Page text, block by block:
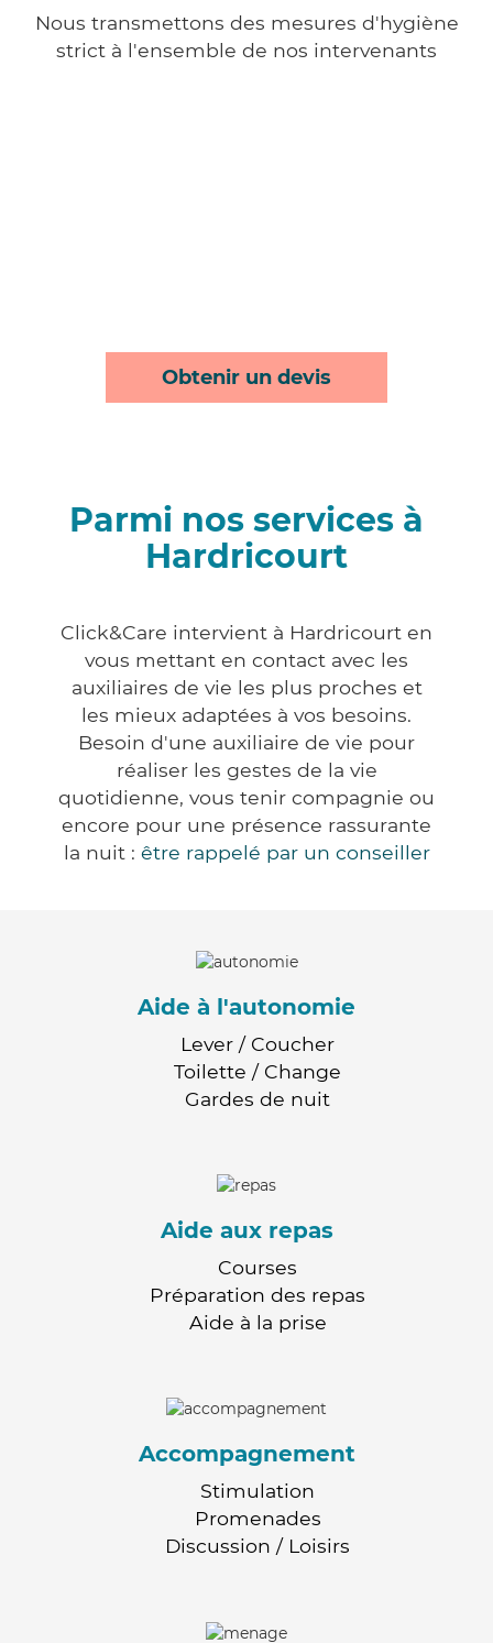
Nous transmettons des mesures d'hygiène
strict à l'ensemble de nos intervenants
Obtenir un devis
Parmi nos services à
Hardricourt
Click&Care intervient à Hardricourt en
vous mettant en contact avec les
auxiliaires de vie les plus proches et
les mieux adaptées à vos besoins.
Besoin d'une auxiliaire de vie pour
réaliser les gestes de la vie
quotidienne, vous tenir compagnie ou
encore pour une présence rassurante
la nuit : être rappelé par un conseiller
Aide à l'autonomie
Lever / Coucher
Toilette / Change
Gardes de nuit
Aide aux repas
Courses
Préparation des repas
Aide à la prise
Accompagnement
Stimulation
Promenades
Discussion / Loisirs